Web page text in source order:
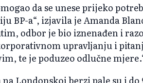
da se unese prijeko
BP-a“, izjavila je Amanda
odbor je bio iznenađen i
upravljanju i
te je poduzeo odlučne
na Londonskoj berzi pale su i